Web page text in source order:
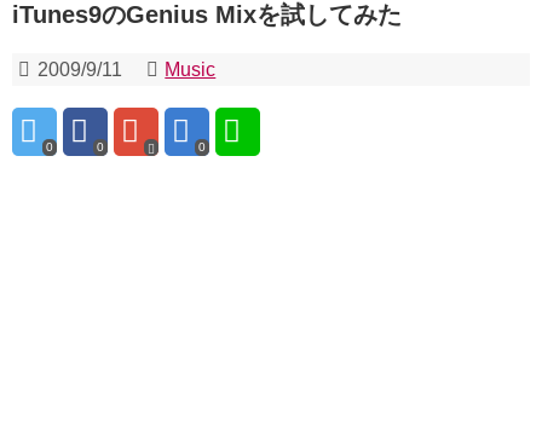
iTunes9のGenius Mixを試してみた
2009/9/11 Music
0 0 0